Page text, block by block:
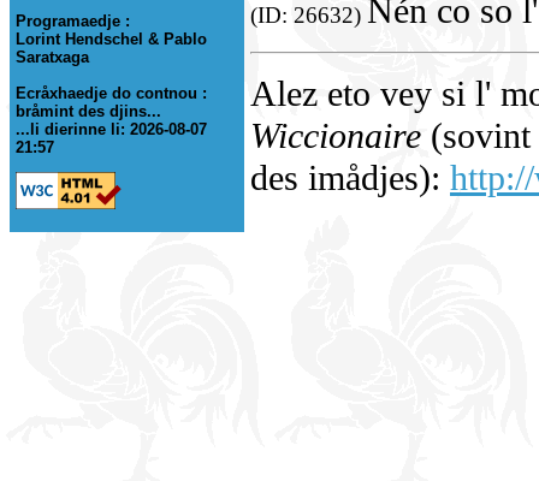
Programaedje :
Lorint Hendschel & Pablo
Saratxaga
Ecråxhaedje do contnou :
bråmint des djins...
...li dierinne li: 2026-08-07
21:57
(ID: 26632) Nén co so
Alez eto vey si l'
Wiccionaire (sovint
des imådjes):